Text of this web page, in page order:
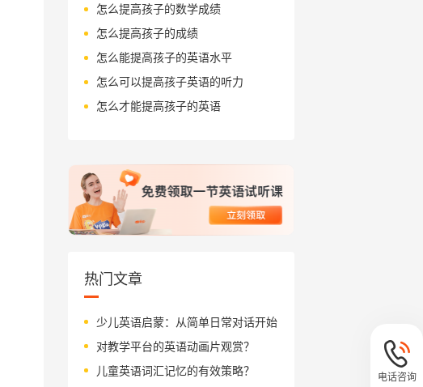
怎么提高孩子的数学成绩
怎么提高孩子的成绩
怎么能提高孩子的英语水平
怎么可以提高孩子英语的听力
怎么才能提高孩子的英语
热门文章
少儿英语启蒙：从简单日常对话开始
对教学平台的英语动画片观赏？
儿童英语词汇记忆的有效策略？
电话咨询